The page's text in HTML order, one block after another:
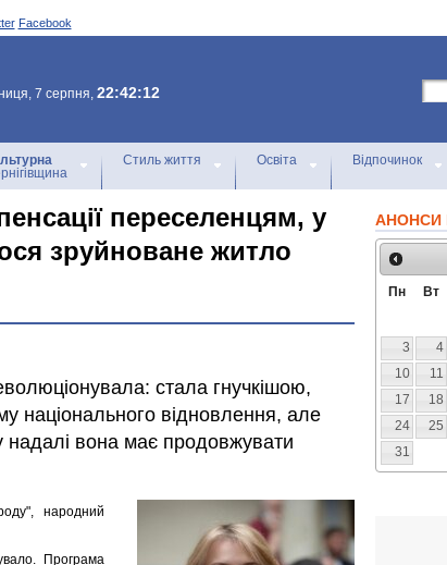
Facebook
7 серпня, 22:42:12
Стиль життя Освіта Відпочинок
переселенцям, у
зруйноване житло
стала гнучкішою,
національного відновлення, але
вона має продовжувати
народний
Програма
АНОНСИ
Пн Вт
3
4
10
11
17
18
24
25
31